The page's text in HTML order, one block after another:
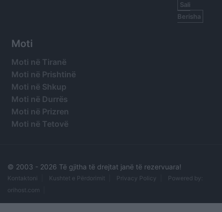
Sali
Berisha
Moti
Moti në Tiranë
Moti në Prishtinë
Moti në Shkup
Moti në Durrës
Moti në Prizren
Moti në Tetovë
© 2003 - 2026 Të gjitha të drejtat janë të rezervuara!
Kontaktoni Kushtet e Përdorimit Privacy Policy
Powered by:
orihost.com